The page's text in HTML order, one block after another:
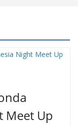
Meet Up